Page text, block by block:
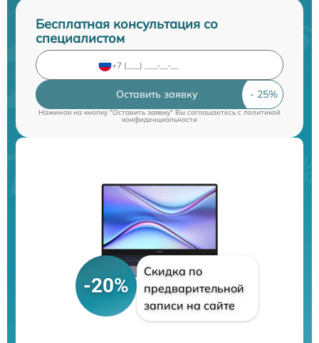
Бесплатная консультация со
специалистом
Оставить заявку
Нажимая на кнопку "Оставить заявку" Вы соглашаетесь cполитикой
конфиденциальности
-20%
Скидка по
предварительной
записи на сайте